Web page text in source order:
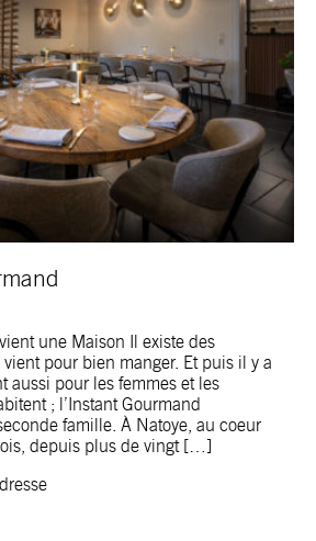
une Maison Il existe des
vient pour bien manger. Et puis il y a
aussi pour les femmes et les
; l’Instant Gourmand
famille. À Natoye, au coeur
depuis plus de vingt […]